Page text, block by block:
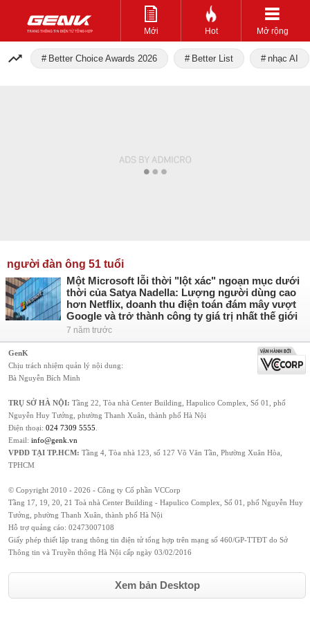
Mới Hot Mở rộng
Better Choice Awards 2026 Better List nhạc AI
người đàn ông 51 tuổi
Một Microsoft lỗi thời "lột xác" ngoạn mục dưới
thời của Satya Nadella: Lượng người dùng cao
hơn Netflix, doanh thu điện toán đám mây vượt
Google và trở thành công ty giá trị nhất thế giới
7 năm trước
GenK
Chịu trách nhiệm quản lý nội dung:
Bà Nguyễn Bích Minh
TRỤ SỞ HÀ NỘI: Tầng 22, Tòa nhà Center Building, Hapulico Complex, Số 01, phố
Nguyễn Huy Tưởng, phường Thanh Xuân, thành phố Hà Nội
Điện thoại: 024 7309 5555
Email: info@genk.vn
VPĐD TẠI TP.HCM: Tầng 4, Tòa nhà 123, số 127 Võ Văn Tần, Phường Xuân Hòa,
TPHCM
© Copyright 2010 - 2026 - Công ty Cổ phần VCCorp
Tầng 17, 19, 20, 21 Toà nhà Center Building - Hapulico Complex, Số 01, phố Nguyễn Huy
Tưởng, phường Thanh Xuân, thành phố Hà Nội
Hỗ trợ quảng cáo: 02473007108
Giấy phép thiết lập trang thông tin điện tử tổng hợp trên mạng số 460/GP-TTĐT do Sở
Thông tin và Truyền thông Hà Nội cấp ngày 03/02/2016
Xem bản Desktop